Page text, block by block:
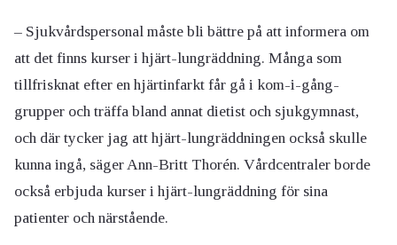
– Sjukvårdspersonal måste bli bättre på att informera om
att det finns kurser i hjärt-lungräddning. Många som
tillfrisknat efter en hjärtinfarkt får gå i kom-i-gång-
grupper och träffa bland annat dietist och sjukgymnast,
och där tycker jag att hjärt-lungräddningen också skulle
kunna ingå, säger Ann-Britt Thorén. Vårdcentraler borde
också erbjuda kurser i hjärt-lungräddning för sina
patienter och närstående.